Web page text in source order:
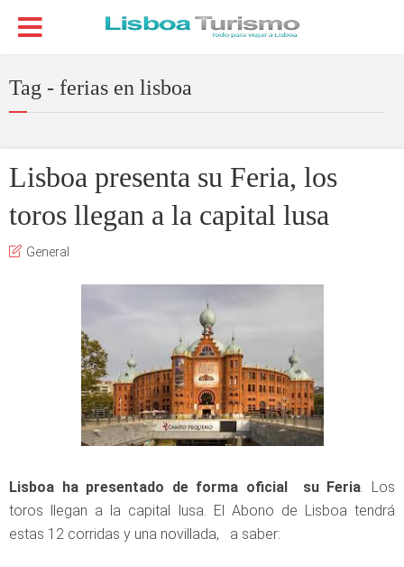
Tag - ferias en lisboa
Lisboa presenta su Feria, los
toros llegan a la capital lusa
General
Lisboa ha presentado de forma oficial su Feria. Los
toros llegan a la capital lusa. El Abono de Lisboa tendrá
estas 12 corridas y una novillada, a saber: